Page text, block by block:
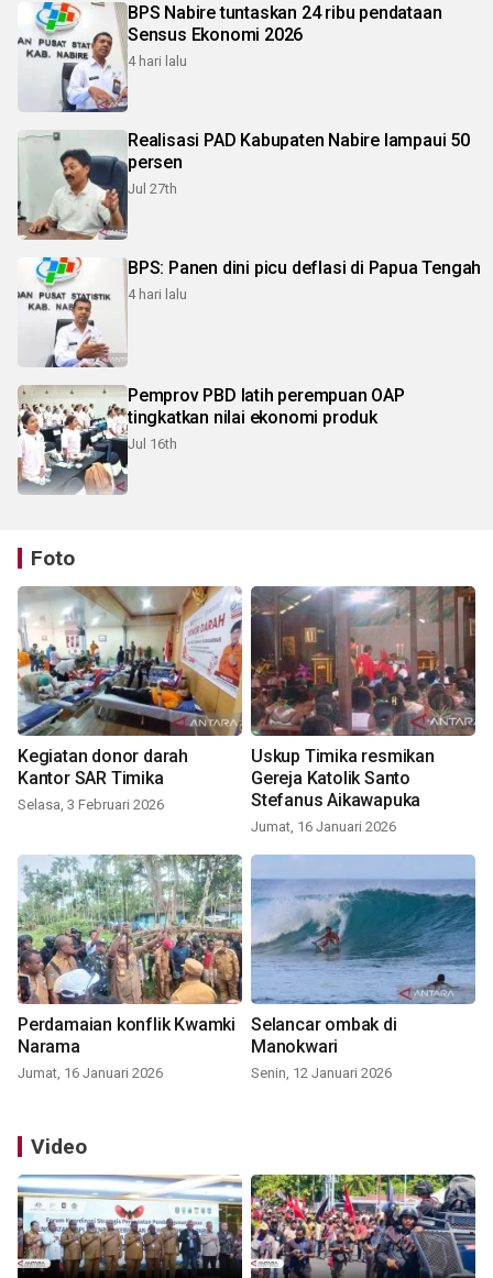
BPS Nabire tuntaskan 24 ribu pendataan
Sensus Ekonomi 2026
4 hari lalu
Realisasi PAD Kabupaten Nabire lampaui 50
persen
Jul 27th
BPS: Panen dini picu deflasi di Papua Tengah
4 hari lalu
Pemprov PBD latih perempuan OAP
tingkatkan nilai ekonomi produk
Jul 16th
Foto
Kegiatan donor darah
Kantor SAR Timika
Selasa, 3 Februari 2026
Uskup Timika resmikan
Gereja Katolik Santo
Stefanus Aikawapuka
Jumat, 16 Januari 2026
Perdamaian konflik Kwamki
Narama
Jumat, 16 Januari 2026
Selancar ombak di
Manokwari
Senin, 12 Januari 2026
Video